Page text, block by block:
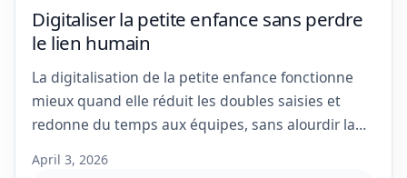
Digitaliser la petite enfance sans perdre
le lien humain
La digitalisation de la petite enfance fonctionne
mieux quand elle réduit les doubles saisies et
redonne du temps aux équipes, sans alourdir la
April 3, 2026